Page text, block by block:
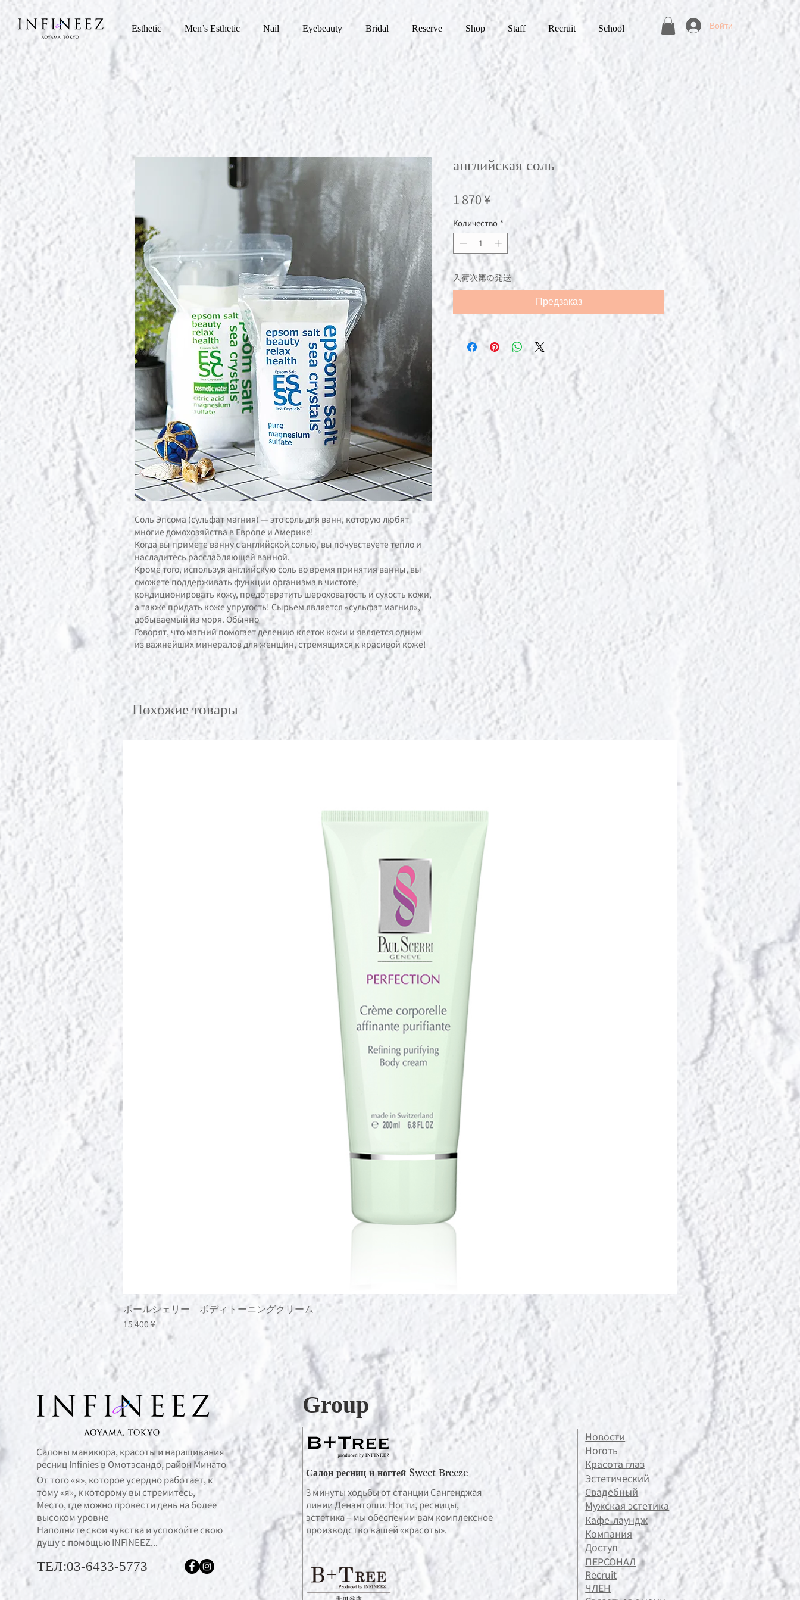
Esthetic Men’s Esthetic Nail Eyebeauty Bridal Reserve Shop Staff Recruit School Войти
Соль Эпсома (сульфат магния) — это соль для ванн, которую любят
многие домохозяйства в Европе и Америке!
Когда вы примете ванну с английской солью, вы почувствуете тепло и
насладитесь расслабляющей ванной.
Кроме того, используя английскую соль во время принятия ванны, вы
сможете поддерживать функции организма в чистоте,
кондиционировать кожу, предотвратить шероховатость и сухость кожи,
а также придать коже упругость! Сырьем является «сульфат магния»,
добываемый из моря. Обычно
Говорят, что магний помогает делению клеток кожи и является одним
из важнейших минералов для женщин, стремящихся к красивой коже!
английская соль
1 870 ¥Цена
Количество *
入荷次第の発送
Предзаказ
Похожие товары
Быстрый просмотр
ポールシェリー ボディトーニングクリーム
Цена
15 400 ¥
ポールシェリー ボディト
Салоны маникюра, красоты и наращивания
ресниц Infinies в Омотэсандо, район Минато
От того «я», которое усердно работает, к
тому «я», к которому вы стремитесь,
Место, где можно провести день на более
высоком уровне
Наполните свои чувства и успокойте свою
душу с помощью INFINEEZ...
ТЕЛ:03-6433-5773
Group
3 минуты ходьбы от станции Сангенджая
линии Денэнтоши. Ногти, ресницы,
эстетика – мы обеспечим вам комплексное
производство вашей «красоты».
Салон ресниц и ногтей Sweet Breeze
Новости
Ноготь
Красота глаз
Эстетический
Свадебный
Мужская эстетика
Кафе-лаундж
Компания
Доступ
ПЕРСОНАЛ
Recruit
ЧЛЕН